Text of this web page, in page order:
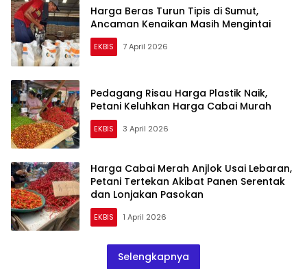
Harga Beras Turun Tipis di Sumut,
Ancaman Kenaikan Masih Mengintai
EKBIS 7 April 2026
Pedagang Risau Harga Plastik Naik,
Petani Keluhkan Harga Cabai Murah
EKBIS 3 April 2026
Harga Cabai Merah Anjlok Usai Lebaran,
Petani Tertekan Akibat Panen Serentak
dan Lonjakan Pasokan
EKBIS 1 April 2026
Selengkapnya